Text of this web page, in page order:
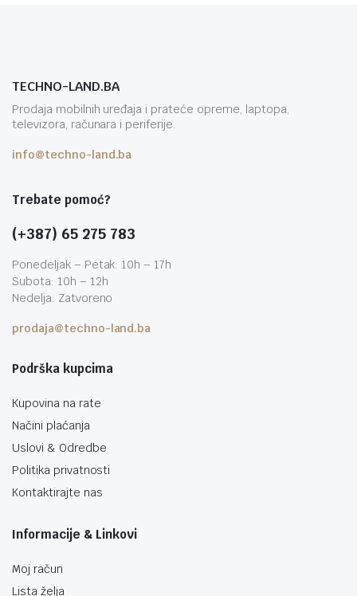
TECHNO-LAND.BA
Prodaja mobilnih uređaja i prateće opreme, laptopa,
televizora, računara i periferije.
info@techno-land.ba
Trebate pomoć?
(+387) 65 275 783
Ponedeljak – Petak: 10h – 17h
Subota: 10h – 12h
Nedelja: Zatvoreno
prodaja@techno-land.ba
Podrška kupcima
Kupovina na rate
Načini plaćanja
Uslovi & Odredbe
Politika privatnosti
Kontaktirajte nas
Informacije & Linkovi
Moj račun
Lista želja